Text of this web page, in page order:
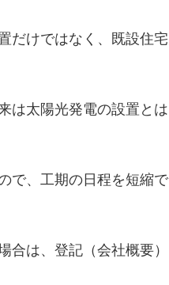
だけではなく、既設住宅
は太陽光発電の設置とは
で、工期の日程を短縮で
は、登記（会社概要）